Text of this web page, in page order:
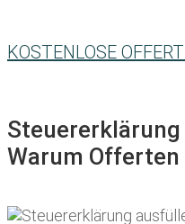
KOSTENLOSE
Warum